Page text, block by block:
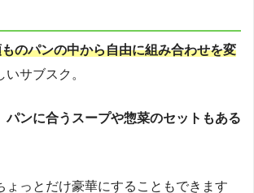
のパンの中から自由に組み合わせを変
いサブスク。
パンに合うスープや惣菜のセットもある
ょっとだけ豪華にすることもできます